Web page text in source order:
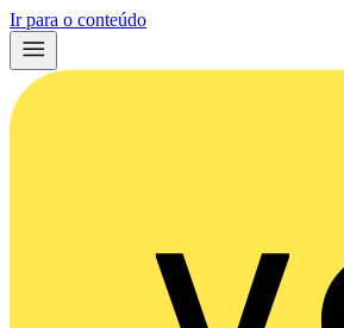
Ir para o conteúdo